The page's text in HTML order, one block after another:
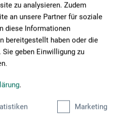
zu analysieren. Zudem
an unsere Partner für soziale
diese Informationen
bereitgestellt haben oder die
geben Einwilligung zu
.
Marketing